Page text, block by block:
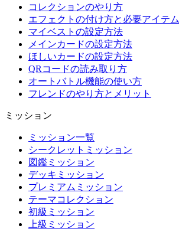
コレクションのやり方
エフェクトの付け方と必要アイテム
マイベストの設定方法
メインカードの設定方法
ほしいカードの設定方法
QRコードの読み取り方
オートバトル機能の使い方
フレンドのやり方とメリット
ミッション
ミッション一覧
シークレットミッション
図鑑ミッション
デッキミッション
プレミアムミッション
テーマコレクション
初級ミッション
上級ミッション